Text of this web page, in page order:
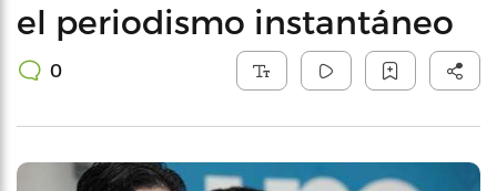
el periodismo instantáneo
0